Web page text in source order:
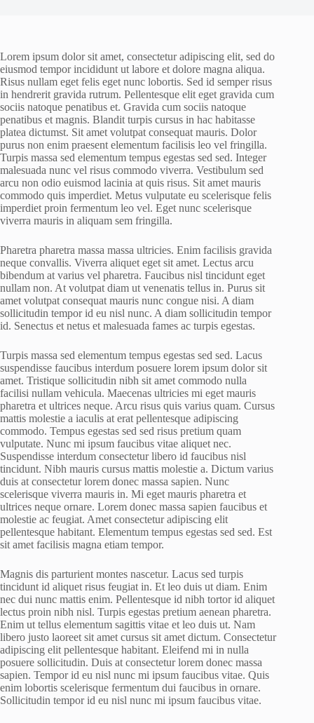
Lorem ipsum dolor sit amet, consectetur adipiscing elit, sed do
eiusmod tempor incididunt ut labore et dolore magna aliqua.
Risus nullam eget felis eget nunc lobortis. Sed id semper risus
in hendrerit gravida rutrum. Pellentesque elit eget gravida cum
sociis natoque penatibus et. Gravida cum sociis natoque
penatibus et magnis. Blandit turpis cursus in hac habitasse
platea dictumst. Sit amet volutpat consequat mauris. Dolor
purus non enim praesent elementum facilisis leo vel fringilla.
Turpis massa sed elementum tempus egestas sed sed. Integer
malesuada nunc vel risus commodo viverra. Vestibulum sed
arcu non odio euismod lacinia at quis risus. Sit amet mauris
commodo quis imperdiet. Metus vulputate eu scelerisque felis
imperdiet proin fermentum leo vel. Eget nunc scelerisque
viverra mauris in aliquam sem fringilla.
Pharetra pharetra massa massa ultricies. Enim facilisis gravida
neque convallis. Viverra aliquet eget sit amet. Lectus arcu
bibendum at varius vel pharetra. Faucibus nisl tincidunt eget
nullam non. At volutpat diam ut venenatis tellus in. Purus sit
amet volutpat consequat mauris nunc congue nisi. A diam
sollicitudin tempor id eu nisl nunc. A diam sollicitudin tempor
id. Senectus et netus et malesuada fames ac turpis egestas.
Turpis massa sed elementum tempus egestas sed sed. Lacus
suspendisse faucibus interdum posuere lorem ipsum dolor sit
amet. Tristique sollicitudin nibh sit amet commodo nulla
facilisi nullam vehicula. Maecenas ultricies mi eget mauris
pharetra et ultrices neque. Arcu risus quis varius quam. Cursus
mattis molestie a iaculis at erat pellentesque adipiscing
commodo. Tempus egestas sed sed risus pretium quam
vulputate. Nunc mi ipsum faucibus vitae aliquet nec.
Suspendisse interdum consectetur libero id faucibus nisl
tincidunt. Nibh mauris cursus mattis molestie a. Dictum varius
duis at consectetur lorem donec massa sapien. Nunc
scelerisque viverra mauris in. Mi eget mauris pharetra et
ultrices neque ornare. Lorem donec massa sapien faucibus et
molestie ac feugiat. Amet consectetur adipiscing elit
pellentesque habitant. Elementum tempus egestas sed sed. Est
sit amet facilisis magna etiam tempor.
Magnis dis parturient montes nascetur. Lacus sed turpis
tincidunt id aliquet risus feugiat in. Et leo duis ut diam. Enim
nec dui nunc mattis enim. Pellentesque id nibh tortor id aliquet
lectus proin nibh nisl. Turpis egestas pretium aenean pharetra.
Enim ut tellus elementum sagittis vitae et leo duis ut. Nam
libero justo laoreet sit amet cursus sit amet dictum. Consectetur
adipiscing elit pellentesque habitant. Eleifend mi in nulla
posuere sollicitudin. Duis at consectetur lorem donec massa
sapien. Tempor id eu nisl nunc mi ipsum faucibus vitae. Quis
enim lobortis scelerisque fermentum dui faucibus in ornare.
Sollicitudin tempor id eu nisl nunc mi ipsum faucibus vitae.